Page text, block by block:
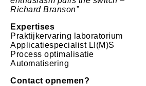
Richard Branson”
Expertises
Praktijkervaring laboratorium
Applicatiespecialist LI(M)S
Process optimalisatie
Automatisering
Contact opnemen?